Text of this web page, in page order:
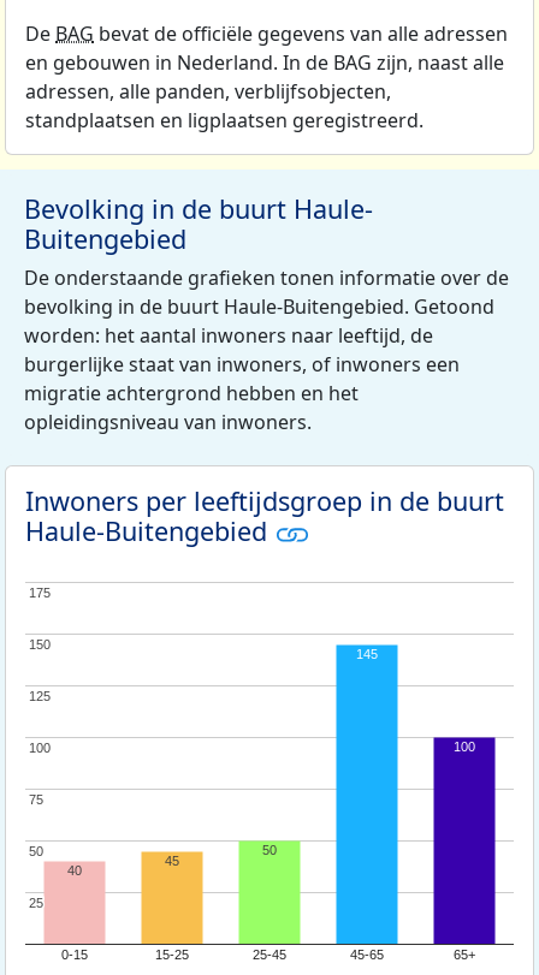
De BAG bevat de officiële gegevens van alle adressen
en gebouwen in Nederland. In de BAG zijn, naast alle
adressen, alle panden, verblijfsobjecten,
standplaatsen en ligplaatsen geregistreerd.
Bevolking in de buurt Haule-
Buitengebied
De onderstaande grafieken tonen informatie over de
bevolking in de buurt Haule-Buitengebied. Getoond
worden: het aantal inwoners naar leeftijd, de
burgerlijke staat van inwoners, of inwoners een
migratie achtergrond hebben en het
opleidingsniveau van inwoners.
Inwoners per leeftijdsgroep in de buurt
Haule-Buitengebied
0-15 15-25 25-45 45-65 65+
25
25
50
50
75
75
100
100
125
125
150
150
175
175
40
45
50
145
100